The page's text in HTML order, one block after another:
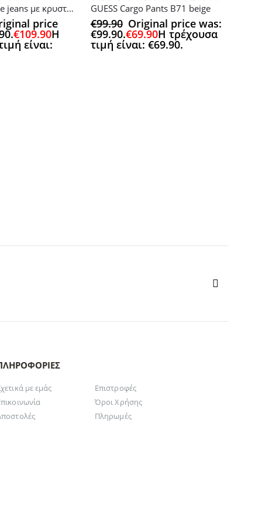
Liu Jo oversize jeans με κρυστάλλους
price
€109.90Η
είναι:
GUESS Cargo Pants B71 beige
€99.90 Original price was:
€99.90.€69.90Η τρέχουσα
τιμή είναι: €69.90.
με εμάς
Επιστροφές
Όροι Χρήσης
Πληρωμές